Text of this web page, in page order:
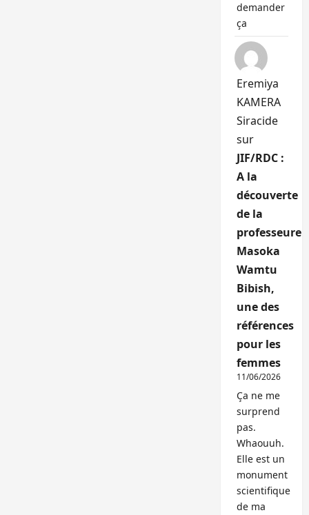
demander
ça
Eremiya
KAMERA
Siracide
sur
JIF/RDC :
A la
découverte
de la
professeure
Masoka
Wamtu
Bibish,
une des
références
pour les
femmes
11/06/2026
Ça ne me
surprend
pas.
Whaouuh.
Elle est un
monument
scientifique
de ma